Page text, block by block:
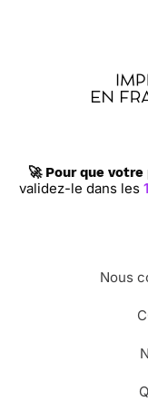
🚀 Pour que votre
validez-le dans les
Nous